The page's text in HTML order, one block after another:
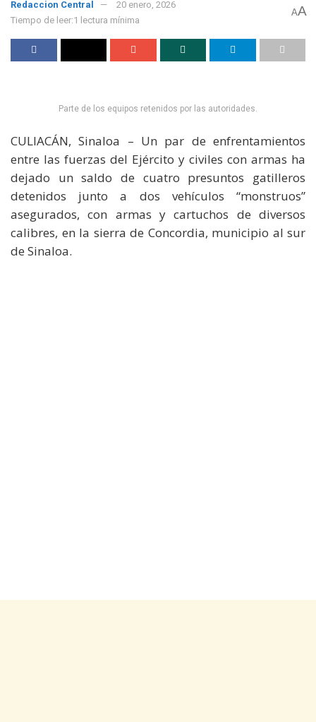
Redaccion Central
20 enero, 2026
Tiempo de leer:1 lectura mínima
AA
Parte de los equipos retenidos por las autoridades.
CULIACÁN, Sinaloa – Un par de enfrentamientos
entre las fuerzas del Ejército y civiles con armas ha
dejado un saldo de cuatro presuntos gatilleros
detenidos junto a dos vehículos “monstruos”
asegurados, con armas y cartuchos de diversos
calibres, en la sierra de Concordia, municipio al sur
de Sinaloa.